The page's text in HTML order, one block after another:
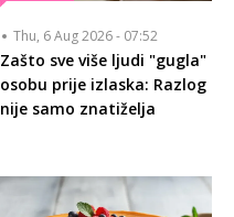
Thu, 6 Aug 2026 - 07:52
Zašto sve više ljudi "gugla"
osobu prije izlaska: Razlog
nije samo znatiželja